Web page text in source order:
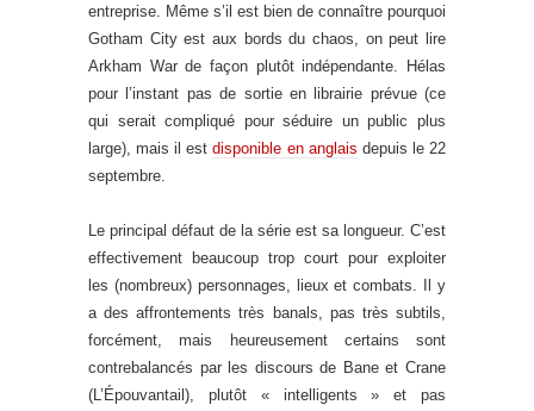
entreprise. Même s’il est bien de connaître pourquoi
Gotham City est aux bords du chaos, on peut lire
Arkham War de façon plutôt indépendante. Hélas
pour l’instant pas de sortie en librairie prévue (ce
qui serait compliqué pour séduire un public plus
large), mais il estdisponible en anglais depuis le 22
septembre.
Le principal défaut de la série est sa longueur. C’est
effectivement beaucoup trop court pour exploiter
les (nombreux) personnages, lieux et combats. Il y
a des affrontements très banals, pas très subtils,
forcément, mais heureusement certains sont
contrebalancés par les discours de Bane et Crane
(L’Épouvantail), plutôt « intelligents » et pas